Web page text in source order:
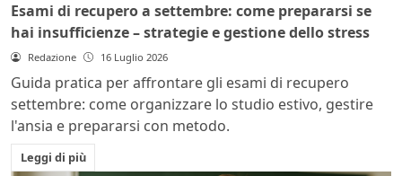
Esami di recupero a settembre: come prepararsi se
hai insufficienze – strategie e gestione dello stress
Redazione 16 Luglio 2026
Guida pratica per affrontare gli esami di recupero
settembre: come organizzare lo studio estivo, gestire
l'ansia e prepararsi con metodo.
Leggi di più